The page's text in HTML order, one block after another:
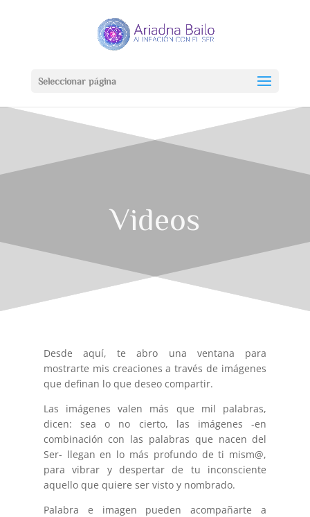
Seleccionar página
Videos
Desde aquí, te abro una ventana para
mostrarte mis creaciones a través de imágenes
que definan lo que deseo compartir.
Las imágenes valen más que mil palabras,
dicen: sea o no cierto, las imágenes -en
combinación con las palabras que nacen del
Ser- llegan en lo más profundo de ti mism@,
para vibrar y despertar de tu inconsciente
aquello que quiere ser visto y nombrado.
Palabra e imagen pueden acompañarte a